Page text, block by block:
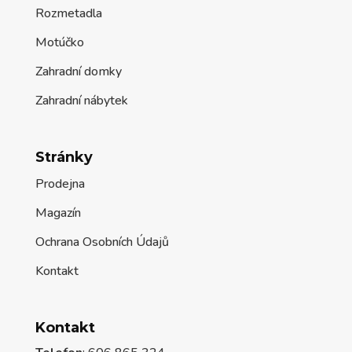
Rozmetadla
Motúčko
Zahradní domky
Zahradní nábytek
Stránky
Prodejna
Magazín
Ochrana Osobních Údajů
Kontakt
Kontakt